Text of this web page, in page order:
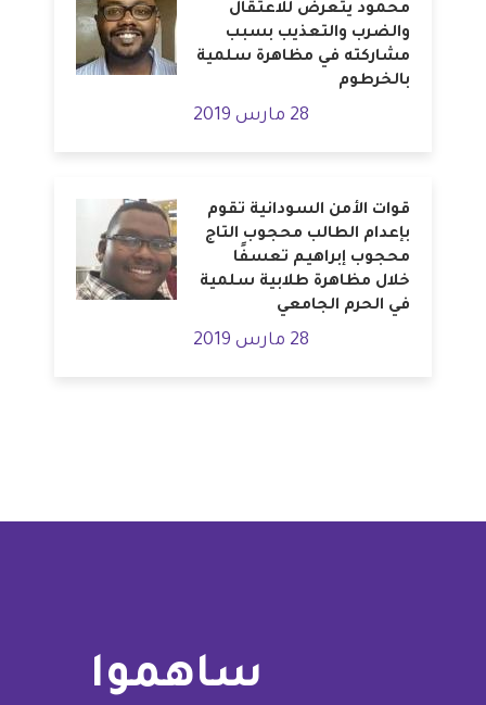
محمود يتعرض للاعتقال
والضرب والتعذيب بسبب
مشاركته في مظاهرة سلمية
بالخرطوم
28 مارس 2019
قوات الأمن السودانية تقوم
بإعدام الطالب محجوب التاج
محجوب إبراهيم تعسفًا
خلال مظاهرة طلابية سلمية
في الحرم الجامعي
28 مارس 2019
ساهموا